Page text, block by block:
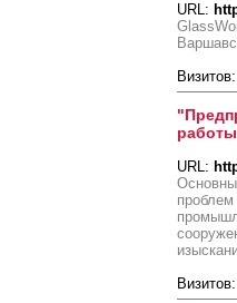
URL:
Визитов:
URL:
Визитов: